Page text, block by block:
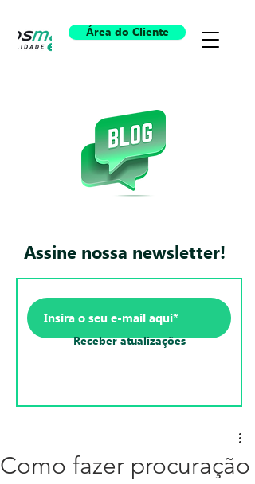
Área do Cliente
Assine nossa newsletter!
Receber atualizações
Como fazer procuração